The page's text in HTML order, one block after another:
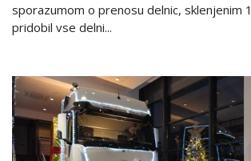
sporazumom o prenosu delnic, sklenjenim
pridobil vse delni...